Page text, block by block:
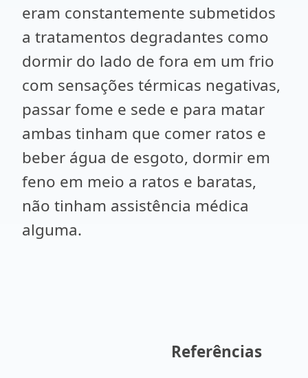
eram constantemente submetidos
a tratamentos degradantes como
dormir do lado de fora em um frio
com sensações térmicas negativas,
passar fome e sede e para matar
ambas tinham que comer ratos e
beber água de esgoto, dormir em
feno em meio a ratos e baratas,
não tinham assistência médica
alguma.
Referências